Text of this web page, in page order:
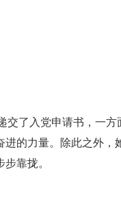
交了入党申请书，一
的力量。除此之外
靠拢。